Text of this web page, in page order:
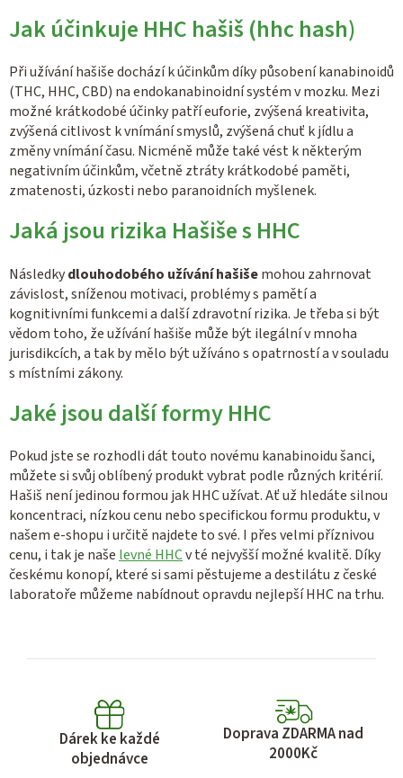
Jak účinkuje HHC hašiš (hhc hash)
Při užívání hašiše dochází k účinkům díky působení kanabinoidů
(THC, HHC, CBD) na endokanabinoidní systém v mozku. Mezi
možné krátkodobé účinky patří euforie, zvýšená kreativita,
zvýšená citlivost k vnímání smyslů, zvýšená chuť k jídlu a
změny vnímání času. Nicméně může také vést k některým
negativním účinkům, včetně ztráty krátkodobé paměti,
zmatenosti, úzkosti nebo paranoidních myšlenek.
Jaká jsou rizika Hašiše s HHC
Následkydlouhodobého užívání hašišemohou zahrnovat
závislost, sníženou motivaci, problémy s pamětí a
kognitivními funkcemi a další zdravotní rizika. Je třeba si být
vědom toho, že užívání hašiše může být ilegální v mnoha
jurisdikcích, a tak by mělo být užíváno s opatrností a v souladu
s místními zákony.
Jaké jsou další formy HHC
Pokud jste se rozhodli dát touto novému kanabinoidu šanci,
můžete si svůj oblíbený produkt vybrat podle různých kritérií.
Hašiš není jedinou formou jak HHC užívat. Ať už hledáte silnou
koncentraci, nízkou cenu nebo specifickou formu produktu, v
našem e-shopu i určitě najdete to své. I přes velmi příznivou
cenu, i tak je našelevné HHCv té nejvyšší možné kvalitě. Díky
českému konopí, které si sami pěstujeme a destilátu z české
laboratoře můžeme nabídnout opravdu nejlepší HHC na trhu.
Dárek ke každé
objednávce
Doprava ZDARMA nad
2000Kč